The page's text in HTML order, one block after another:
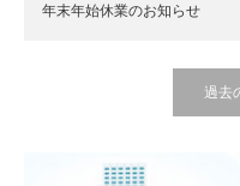
年末年始休業のお知らせ
過去